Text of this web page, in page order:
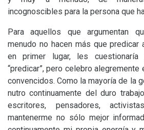
incognoscibles para la persona que
Para aquellos que argumentan
menudo no hacen más que predicar
en primer lugar, les
“predicar”, pero celebro
convencidos. Como la mayoría de la
nutro continuamente del duro
escritores, pensadores,
mantenerme no sólo mejor